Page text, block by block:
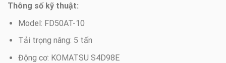
Thông số kỹ thuật:
Model: FD50AT-10
Tải trọng nâng: 5 tấn
Động cơ: KOMATSU S4D98E